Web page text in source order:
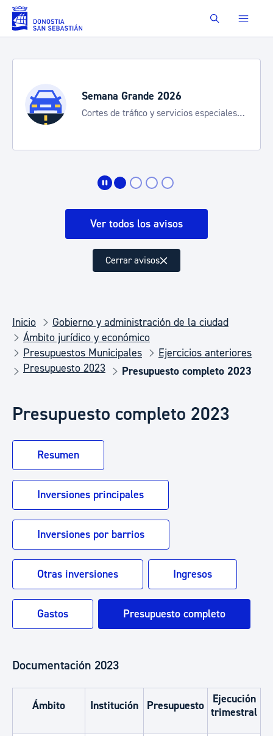
Saltar al contenido principal Buscar
Semana Grande 2026
Cortes de tráfico y servicios especiales
Ver todos los avisos
Cerrar avisos
Inicio
Gobierno y administración de la ciudad
Ámbito jurídico y económico
Presupuestos Municipales
Ejercicios anteriores
Presupuesto 2023
Presupuesto completo 2023
Presupuesto completo 2023
Resumen
Inversiones principales
Inversiones por barrios
Otras inversiones Ingresos
Gastos Presupuesto completo
Documentación 2023
Ámbito Institución Presupuesto
Ejecución
trimestral